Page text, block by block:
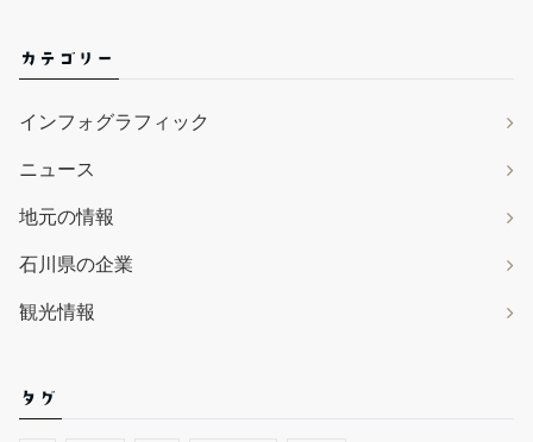
カテゴリー
インフォグラフィック
ニュース
地元の情報
石川県の企業
観光情報
タグ